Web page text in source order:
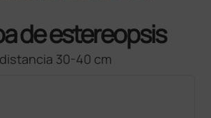
de estereopsis
distancia 30-40 cm